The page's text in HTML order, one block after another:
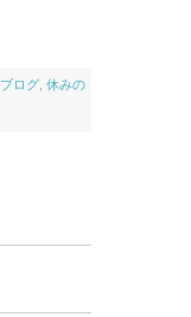
ブログ 休みの